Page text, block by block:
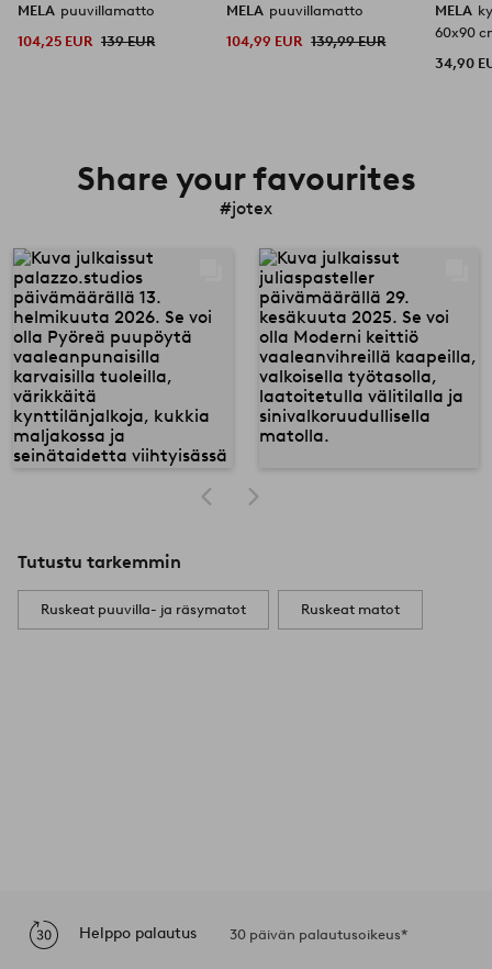
MELA puuvillamatto
104,25 EUR 139 EUR
MELA puuvillamatto
104,99 EUR 139,99 EUR
MELA
60x90
34,90
Share your favourites
#jotex
Tutustu tarkemmin
Ruskeat puuvilla- ja räsymatot Ruskeat matot
Helppo palautus 30 päivän palautusoikeus*